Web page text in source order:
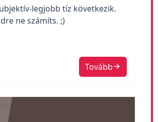
legjobb tíz következik.
ne számíts. ;)
Tovább